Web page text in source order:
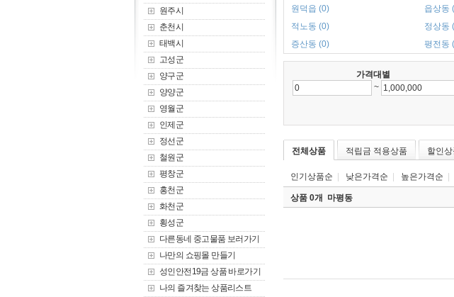
원주시
춘천시
태백시
고성군
양구군
양양군
영월군
인제군
정선군
철원군
평창군
홍천군
화천군
횡성군
다른동네 중고물품 보러가기
나만의 쇼핑몰 만들기
성인안전19금 상품 바로가기
나의 즐겨찾는 상품리스트
원덕읍 (0)
읍상동
적노동 (0)
정상동
증산동 (0)
평전동
가격대별
~
전체상품 적립금 적용상품 할인상
인기상품순 낮은가격순 높은가격순
상품 0개 마평동